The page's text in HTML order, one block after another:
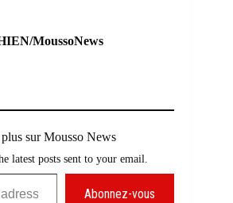
MoussoNews
sur Mousso News
latest posts sent to your email.
Abonnez-vous